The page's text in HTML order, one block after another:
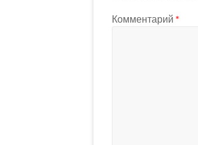
Комментарий *